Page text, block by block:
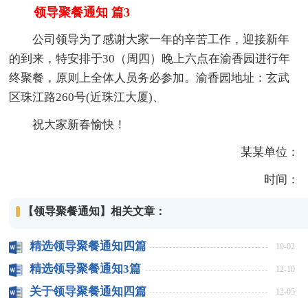
领导聚餐通知 篇3
公司领导为了感谢大家一年的辛苦工作，迎接新年
的到来，特安排于30（周四）晚上六点在渝香园进行年
终聚餐，原则上全体人员务必参加。渝香园地址：玄武
区珠江路260号(近珠江大厦)、
祝大家新春愉快！
某某单位：
时间：
【领导聚餐通知】相关文章：
精选领导聚餐通知四篇 10-02
精选领导聚餐通知3篇 12-10
关于领导聚餐通知四篇 12-05